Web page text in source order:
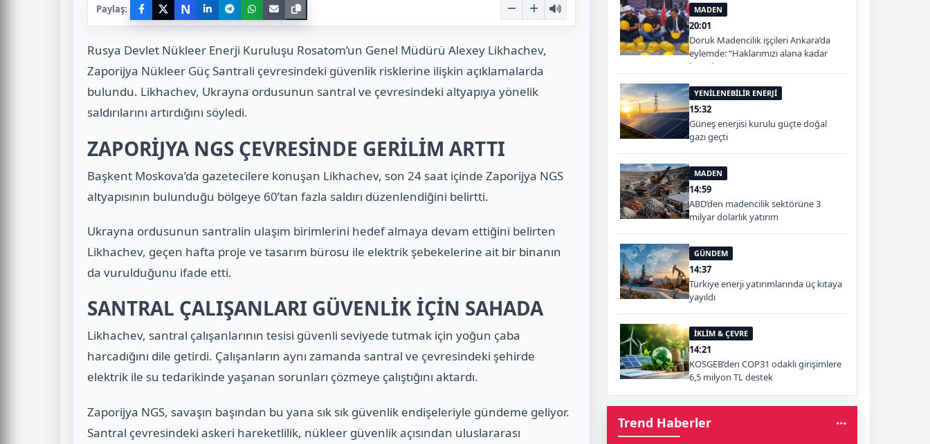
Paylaş: N
Rusya Devlet Nükleer Enerji Kuruluşu Rosatom’un Genel Müdürü Alexey Likhachev,
Zaporijya Nükleer Güç Santrali çevresindeki güvenlik risklerine ilişkin açıklamalarda
bulundu. Likhachev, Ukrayna ordusunun santral ve çevresindeki altyapıya yönelik
saldırılarını artırdığını söyledi.
ZAPORİJYA NGS ÇEVRESİNDE GERİLİM ARTTI
Başkent Moskova’da gazetecilere konuşan Likhachev, son 24 saat içinde Zaporijya NGS
altyapısının bulunduğu bölgeye 60’tan fazla saldırı düzenlendiğini belirtti.
Ukrayna ordusunun santralin ulaşım birimlerini hedef almaya devam ettiğini belirten
Likhachev, geçen hafta proje ve tasarım bürosu ile elektrik şebekelerine ait bir binanın
da vurulduğunu ifade etti.
SANTRAL ÇALIŞANLARI GÜVENLİK İÇİN SAHADA
Likhachev, santral çalışanlarının tesisi güvenli seviyede tutmak için yoğun çaba
harcadığını dile getirdi. Çalışanların aynı zamanda santral ve çevresindeki şehirde
elektrik ile su tedarikinde yaşanan sorunları çözmeye çalıştığını aktardı.
Zaporijya NGS, savaşın başından bu yana sık sık güvenlik endişeleriyle gündeme geliyor.
Santral çevresindeki askeri hareketlilik, nükleer güvenlik açısından uluslararası
MADEN
20:01
Doruk Madencilik işçileri Ankara’da
eylemde: “Haklarımızı alana kadar
buradayız”
YENİLENEBİLİR ENERJİ
15:32
Güneş enerjisi kurulu güçte doğal
gazı geçti
MADEN
14:59
ABD’den madencilik sektörüne 3
milyar dolarlık yatırım
GÜNDEM
14:37
Türkiye enerji yatırımlarında üç kıtaya
yayıldı
İKLİM & ÇEVRE
14:21
KOSGEB’den COP31 odaklı girişimlere
6,5 milyon TL destek
Trend Haberler